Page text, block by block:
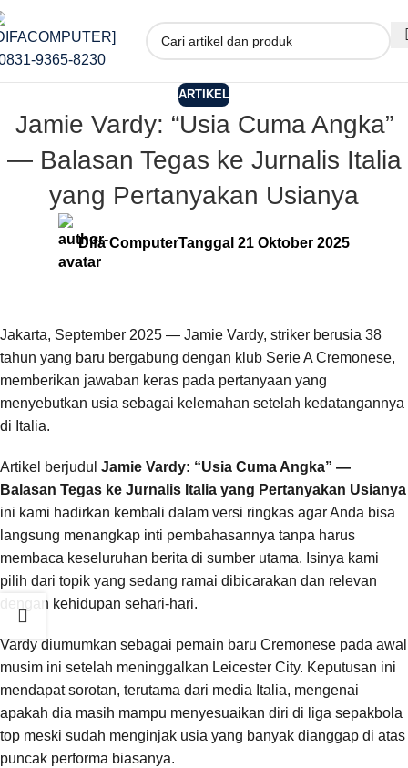
ARTIKEL
Jamie Vardy: “Usia Cuma Angka”
— Balasan Tegas ke Jurnalis Italia
yang Pertanyakan Usianya
Difa ComputerTanggal 21 Oktober 2025
Jakarta, September 2025 — Jamie Vardy, striker berusia 38
tahun yang baru bergabung dengan klub Serie A Cremonese,
memberikan jawaban keras pada pertanyaan yang
menyebutkan usia sebagai kelemahan setelah kedatangannya
di Italia.
Artikel berjudul Jamie Vardy: “Usia Cuma Angka” —
Balasan Tegas ke Jurnalis Italia yang Pertanyakan Usianya
ini kami hadirkan kembali dalam versi ringkas agar Anda bisa
langsung menangkap inti pembahasannya tanpa harus
membaca keseluruhan berita di sumber utama. Isinya kami
pilih dari topik yang sedang ramai dibicarakan dan relevan
dengan kehidupan sehari-hari.
Vardy diumumkan sebagai pemain baru Cremonese pada awal
musim ini setelah meninggalkan Leicester City. Keputusan ini
mendapat sorotan, terutama dari media Italia, mengenai
apakah dia masih mampu menyesuaikan diri di liga sepakbola
top meski sudah menginjak usia yang banyak dianggap di atas
puncak performa biasanya.